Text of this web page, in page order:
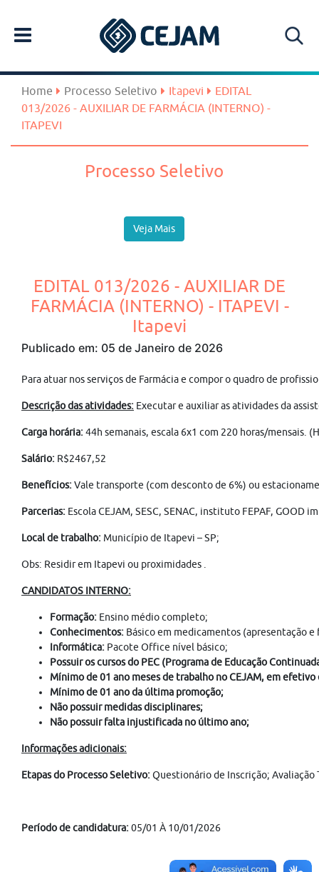
Home Processo Seletivo Itapevi
EDITAL
013/2026 - AUXILIAR DE FARMÁCIA (INTERNO) -
ITAPEVI
Processo Seletivo
Veja Mais
EDITAL 013/2026 - AUXILIAR DE
FARMÁCIA (INTERNO) - ITAPEVI -
Itapevi
Publicado em: 05 de Janeiro de 2026
Para atuar nos serviços de Farmácia e compor o quadro de
Descrição das atividades: Executar e auxiliar as atividades da
Carga horária:44h semanais, escala 6x1 com 220 horas/mensais.
Salário: R$2467,52
Benefícios:Vale transporte (com desconto de 6%) ou
Parcerias: Escola CEJAM, SESC, SENAC, instituto FEPAF,
Local de trabalho: Município de Itapevi –SP;
Obs: Residir em Itapevi ou proximidades .
CANDIDATOS INTERNO:
Formação: Ensino médio completo;
Conhecimentos: Básico em medicamentos (apresentação
Informática: Pacote Office nível básico;
Possuir os cursos do PEC (Programa de Educação
Mínimo de 01 ano meses de trabalho no CEJAM, em
Mínimo de 01 ano da última promoção;
Não possuir medidas disciplinares;
Não possuir falta injustificada no último ano;
Informações adicionais:
Etapas do Processo Seletivo:Questionário de Inscrição; Avaliação
Período de candidatura:05/01 À 10/01/2026